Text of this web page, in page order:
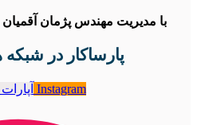
با مدیریت مهندس پژمان آقمیان
پارساکار در
Instagram